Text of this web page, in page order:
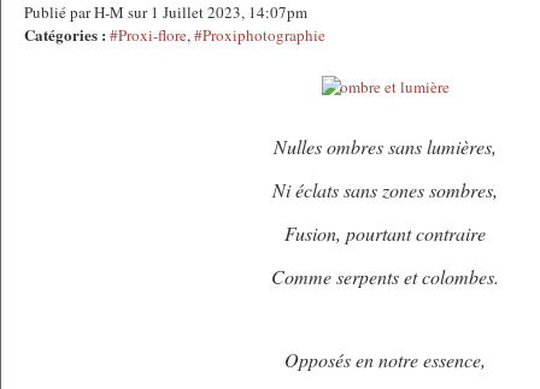
Publié par H-M sur 1 Juillet 2023, 14:07pm
Catégories : #Proxi-flore,#Proxiphotographie
Nulles ombres sans lumières,
Ni éclats sans zones sombres,
Fusion, pourtant contraire
Comme serpents et colombes.
Opposés en notre essence,